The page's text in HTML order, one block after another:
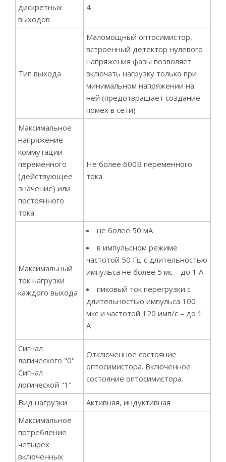
дискретных
выходов
4
Тип выхода
Маломощный оптосимистор,
встроенный детектор нулевого
напряжения фазы позволяет
включать нагрузку только при
минимальном напряжении на
ней (предотвращает создание
помех в сети)
Максимальное
напряжение
коммутации
переменного
(действующее
значение) или
постоянного
тока
Не более 600В переменного
тока
Максимальный
ток нагрузки
каждого выхода
не более 50 мА
в импульсном режиме
частотой 50 Гц с длительностью
импульса не более 5 мс – до 1 А
пиковый ток перегрузки с
длительностью импульса 100
мкс и частотой 120 имп/с – до 1
А
Сигнал
логического "0"
Сигнал
логической "1"
Отключенное состояние
оптосимистора. Включенное
состояние оптосимистора.
Вид нагрузки
Активная, индуктивная
Максимальное
потребление
четырех
включенных